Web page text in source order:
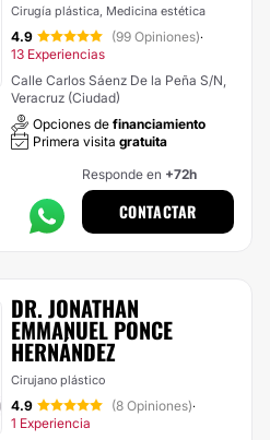
Cirugía plástica, Medicina estética
4.9 (99 Opiniones)·
13 Experiencias
Calle Carlos Sáenz De la Peña S/N,
Veracruz (Ciudad)
Opciones de financiamiento
Primera visita gratuita
Responde en +72h
CONTACTAR
DR. JONATHAN
EMMANUEL PONCE
HERNÁNDEZ
Cirujano plástico
4.9 (8 Opiniones)·
1 Experiencia